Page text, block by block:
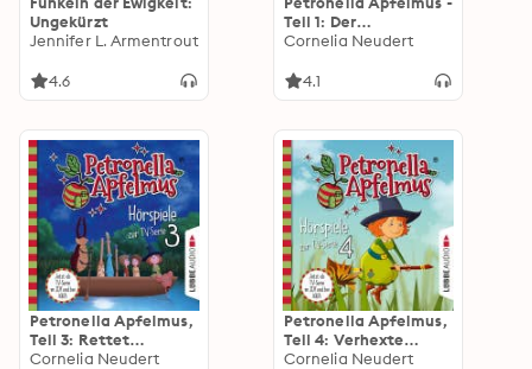
Ungekürzt
Jennifer L. Armentrout
4.6
Teil 1: Der
Oberhexenbesen,
Verwichtelte
Cornelia Neudert
4.1
Petronella Apfelmus,
Teil 3: Rettet
Amanda!,
Cornelia Neudert
Petronella Apfelmus,
Teil 4: Verhexte
Bäckerei, Das Band
Cornelia Neudert